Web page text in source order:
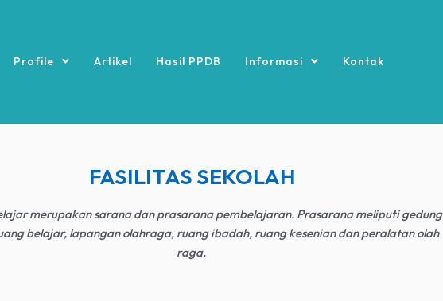
Profile Artikel Hasil PPDB Informasi Kontak
FASILITAS SEKOLAH
merupakan sarana dan prasarana pembelajaran. Prasarana meliputi gedung
belajar, lapangan olahraga, ruang ibadah, ruang kesenian dan peralatan olah
raga.